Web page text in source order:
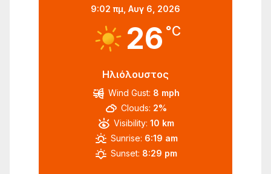
9:02 πμ, Αυγ 6, 2026
26 °C
Ηλιόλουστος
Wind Gust: 8 mph
Clouds: 2%
Visibility: 10 km
Sunrise: 6:19 am
Sunset: 8:29 pm